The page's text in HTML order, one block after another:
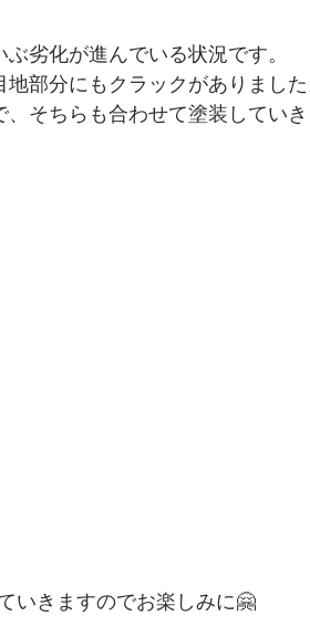
劣化が進んでいる状況です。
部分にもクラックがありまし
そちらも合わせて塗装してい
いきますのでお楽しみに🤗